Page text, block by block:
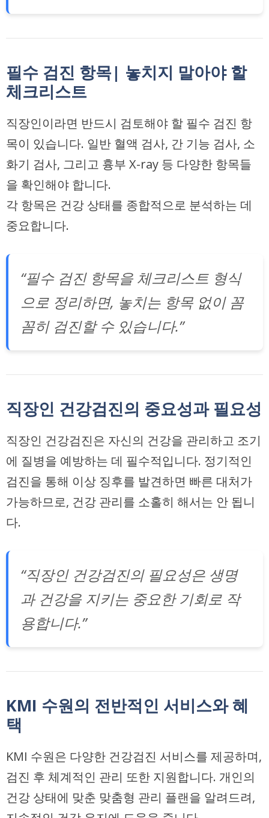
필수 검진 항목| 놓치지 말아야 할
체크리스트
직장인이라면 반드시 검토해야 할 필수 검진 항
목이 있습니다. 일반 혈액 검사, 간 기능 검사, 소
화기 검사, 그리고 흉부 X-ray 등 다양한 항목들
을 확인해야 합니다.
각 항목은 건강 상태를 종합적으로 분석하는 데
중요합니다.
“필수 검진 항목을 체크리스트 형식
으로 정리하면, 놓치는 항목 없이 꼼
꼼히 검진할 수 있습니다.”
직장인 건강검진의 중요성과 필요성
직장인 건강검진은 자신의 건강을 관리하고 조기
에 질병을 예방하는 데 필수적입니다. 정기적인
검진을 통해 이상 징후를 발견하면 빠른 대처가
가능하므로, 건강 관리를 소홀히 해서는 안 됩니
다.
“직장인 건강검진의 필요성은 생명
과 건강을 지키는 중요한 기회로 작
용합니다.”
KMI 수원의 전반적인 서비스와 혜
택
KMI 수원은 다양한 건강검진 서비스를 제공하며,
검진 후 체계적인 관리 또한 지원합니다. 개인의
건강 상태에 맞춘 맞춤형 관리 플랜을 알려드려,